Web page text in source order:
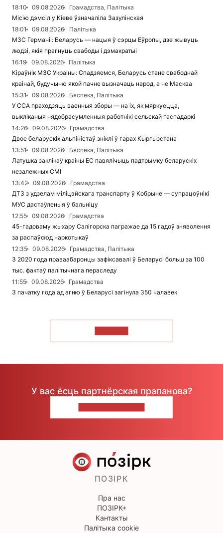
18:10
09.08.2026
Грамадства, Палітыка
Місію дэмсіл у Кіеве ўзначаліла Зазулінская
18:01
09.08.2026
Палітыка
МЗС Германіі: Беларусь — нацыя ў сэрцы Еўропы, дзе жывуць
людзі, якія прагнуць свабоды і дэмакратыі
16:19
09.08.2026
Палітыка
Кіраўнік МЗС Украіны: Спадзяемся, Беларусь стане свабоднай
краінай, будучыню якой пачне вызначаць народ, а не Масква
15:31
09.08.2026
Бяспека, Палітыка
У ССА праходзяць ваенныя зборы — на іх, як мяркуецца,
выкліканыя нядобрасумленныя работнікі сельскай гаспадаркі
14:26
09.08.2026
Грамадства
Двое беларускіх альпіністаў зніклі ў гарах Кыргызстана
13:51
09.08.2026
Бяспека, Палітыка
Латушка заклікаў краіны ЕС павялічыць падтрымку беларускіх
незалежных СМІ
13:42
09.08.2026
Грамадства
ДТЗ з удзелам міліцэйскага транспарту ў Кобрыне — супрацоўнікі
МУС дастаўленыя ў бальніцу
12:55
09.08.2026
Грамадства
45-гадоваму жыхару Салігорска пагражае да 15 гадоў зняволення
за распаўсюд наркотыкаў
12:35
09.08.2026
Грамадства, Палітыка
З 2020 года праваабаронцы зафіксавалі ў Беларусі больш за 100
тыс. фактаў палітычнага пераследу
11:55
09.08.2026
Грамадства
З пачатку года ад агню ў Беларусі загінула 350 чалавек
У вас ёсць партнёрская прапанова?
ПОЗІРК
Пра нас
ПОЗІРК+
Кантакты
Палітыка cookie